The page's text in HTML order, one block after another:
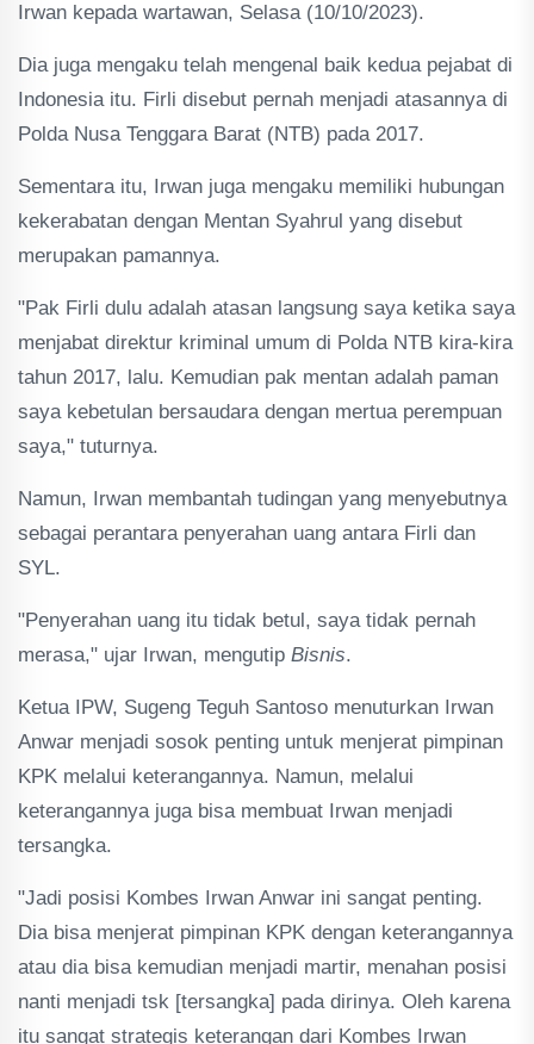
Irwan kepada wartawan, Selasa (10/10/2023).
Dia juga mengaku telah mengenal baik kedua pejabat di
Indonesia itu. Firli disebut pernah menjadi atasannya di
Polda Nusa Tenggara Barat (NTB) pada 2017.
Sementara itu, Irwan juga mengaku memiliki hubungan
kekerabatan dengan Mentan Syahrul yang disebut
merupakan pamannya.
"Pak Firli dulu adalah atasan langsung saya ketika saya
menjabat direktur kriminal umum di Polda NTB kira-kira
tahun 2017, lalu. Kemudian pak mentan adalah paman
saya kebetulan bersaudara dengan mertua perempuan
saya," tuturnya.
Namun, Irwan membantah tudingan yang menyebutnya
sebagai perantara penyerahan uang antara Firli dan
SYL.
"Penyerahan uang itu tidak betul, saya tidak pernah
merasa," ujar Irwan, mengutip Bisnis.
Ketua IPW, Sugeng Teguh Santoso menuturkan Irwan
Anwar menjadi sosok penting untuk menjerat pimpinan
KPK melalui keterangannya. Namun, melalui
keterangannya juga bisa membuat Irwan menjadi
tersangka.
"Jadi posisi Kombes Irwan Anwar ini sangat penting.
Dia bisa menjerat pimpinan KPK dengan keterangannya
atau dia bisa kemudian menjadi martir, menahan posisi
nanti menjadi tsk [tersangka] pada dirinya. Oleh karena
itu sangat strategis keterangan dari Kombes Irwan